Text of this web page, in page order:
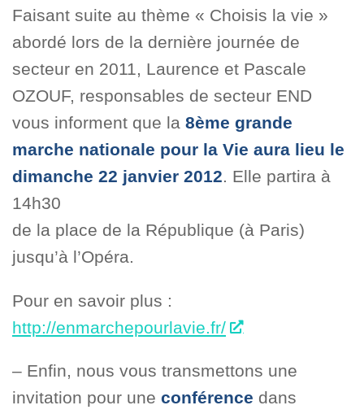
Faisant suite au thème « Choisis la vie »
abordé lors de la dernière journée de
secteur en 2011, Laurence et Pascale
OZOUF, responsables de secteur END
vous informent que la 8ème grande
marche nationale pour la Vie aura lieu le
dimanche 22 janvier 2012. Elle partira à
14h30
de la place de la République (à Paris)
jusqu’à l’Opéra.
Pour en savoir plus :
http://enmarchepourlavie.fr/
– Enfin, nous vous transmettons une
invitation pour une conférence dans